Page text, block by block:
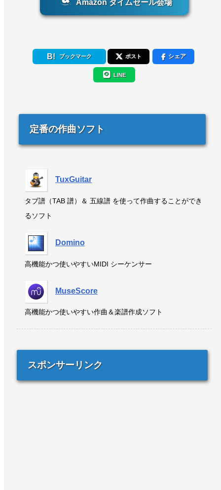
Amazon タイムセール会場
ブックマーク ポスト シェア
LINE
定番の作曲ソフト
TuxGuitar
タブ譜（TAB 譜）＆ 五線譜 を使って作曲することができ
るソフト
Domino
高機能かつ使いやすいMIDI シーケンサー
MuseScore
高機能かつ使いやすい作曲＆楽譜作成ソフト
スポンサーリンク